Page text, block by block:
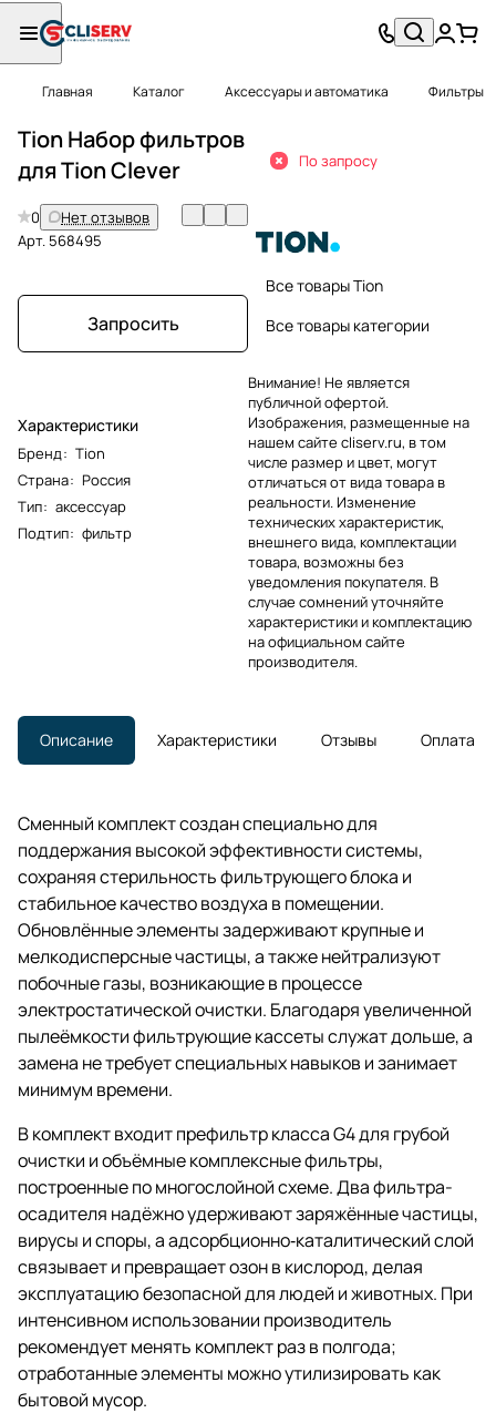
Главная Каталог Аксессуары и автоматика Фильтры
Tion Набор фильтров
для Tion Clever
0
Нет отзывов
Арт. 568495
Запросить
Характеристики
Бренд: Tion
Страна: Россия
Тип: аксессуар
Подтип: фильтр
По запросу
Все товары Tion
Все товары категории
Внимание! Не является
публичной офертой.
Изображения, размещенные на
нашем сайте cliserv.ru, в том
числе размер и цвет, могут
отличаться от вида товара в
реальности. Изменение
технических характеристик,
внешнего вида, комплектации
товара, возможны без
уведомления покупателя. В
случае сомнений уточняйте
характеристики и комплектацию
на официальном сайте
производителя.
Описание Характеристики Отзывы Оплата
Сменный комплект создан специально для
поддержания высокой эффективности системы,
сохраняя стерильность фильтрующего блока и
стабильное качество воздуха в помещении.
Обновлённые элементы задерживают крупные и
мелкодисперсные частицы, а также нейтрализуют
побочные газы, возникающие в процессе
электростатической очистки. Благодаря увеличенной
пылеёмкости фильтрующие кассеты служат дольше, а
замена не требует специальных навыков и занимает
минимум времени.
В комплект входит префильтр класса G4 для грубой
очистки и объёмные комплексные фильтры,
построенные по многослойной схеме. Два фильтра-
осадителя надёжно удерживают заряжённые частицы,
вирусы и споры, а адсорбционно‑каталитический слой
связывает и превращает озон в кислород, делая
эксплуатацию безопасной для людей и животных. При
интенсивном использовании производитель
рекомендует менять комплект раз в полгода;
отработанные элементы можно утилизировать как
бытовой мусор.